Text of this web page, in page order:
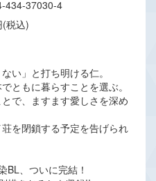
434-37030-4
税込)
い」と打ち明ける仁。
ともに暮らすことを選ぶ。
で、ますます愛しさを深め
を閉鎖する予定を告げられ
BL、ついに完結！